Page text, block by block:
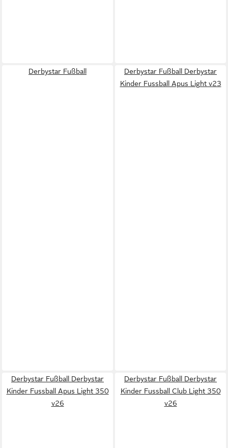
Derbystar Fußball
Derbystar Fußball Derbystar
Kinder Fussball Apus Light v23
Derbystar Fußball Derbystar
Kinder Fussball Apus Light 350
v26
Derbystar Fußball Derbystar
Kinder Fussball Club Light 350
v26